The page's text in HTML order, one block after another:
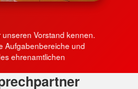
unseren Vorstand kennen.
Aufgabenbereiche und
ehrenamtlichen